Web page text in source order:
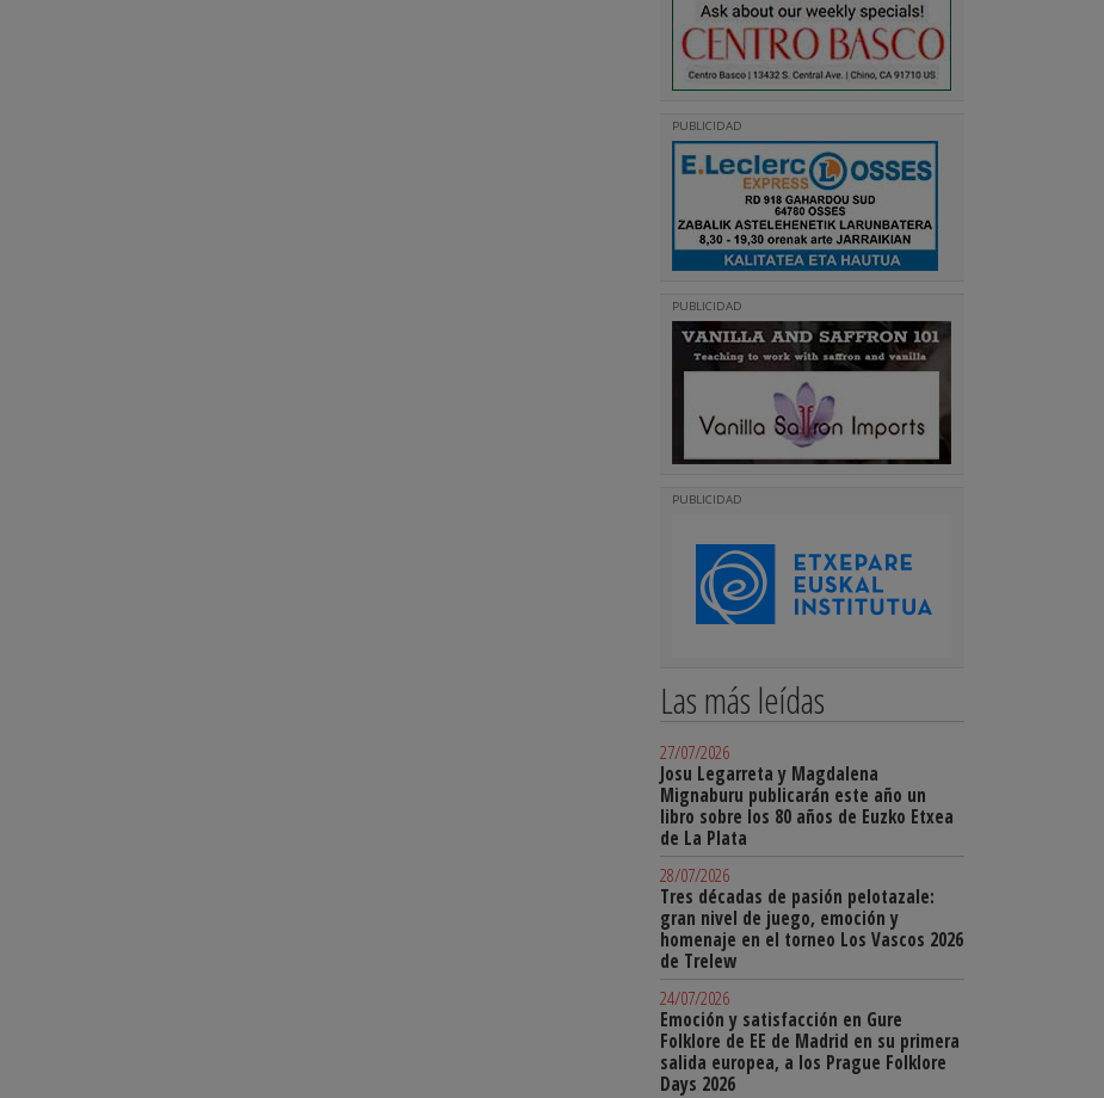
PUBLICIDAD
PUBLICIDAD
PUBLICIDAD
Las más leídas
27/07/2026
Josu Legarreta y Magdalena
Mignaburu publicarán este año un
libro sobre los 80 años de Euzko Etxea
de La Plata
28/07/2026
Tres décadas de pasión pelotazale:
gran nivel de juego, emoción y
homenaje en el torneo Los Vascos 2026
de Trelew
24/07/2026
Emoción y satisfacción en Gure
Folklore de EE de Madrid en su primera
salida europea, a los Prague Folklore
Days 2026